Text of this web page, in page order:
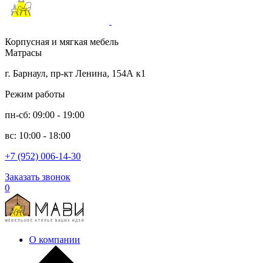
Корпусная и мягкая мебель
Матрасы
г. Барнаул, пр-кт Ленина, 154А к1
Режим работы
пн-сб: 09:00 - 19:00
вс: 10:00 - 18:00
+7 (952) 006-14-30
Заказать звонок
0
О компании